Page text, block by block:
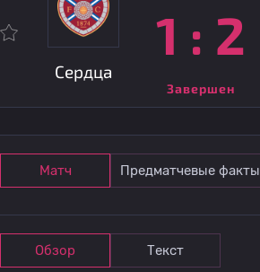
Сердца
1 : 2
Завершен
Матч Предматчевые факты
Обзор Текст